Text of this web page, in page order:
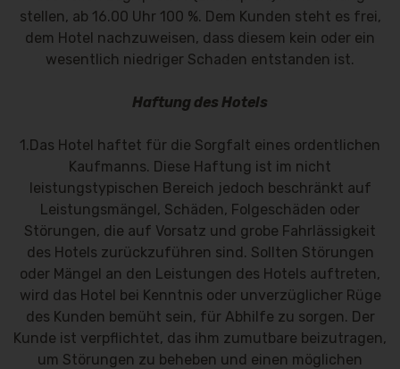
stellen, ab 16.00 Uhr 100 %. Dem Kunden steht es frei,
dem Hotel nachzuweisen, dass diesem kein oder ein
wesentlich niedriger Schaden entstanden ist.
Haftung des Hotels
1.Das Hotel haftet für die Sorgfalt eines ordentlichen
Kaufmanns. Diese Haftung ist im nicht
leistungstypischen Bereich jedoch beschränkt auf
Leistungsmängel, Schäden, Folgeschäden oder
Störungen, die auf Vorsatz und grobe Fahrlässigkeit
des Hotels zurückzuführen sind. Sollten Störungen
oder Mängel an den Leistungen des Hotels auftreten,
wird das Hotel bei Kenntnis oder unverzüglicher Rüge
des Kunden bemüht sein, für Abhilfe zu sorgen. Der
Kunde ist verpflichtet, das ihm zumutbare beizutragen,
um Störungen zu beheben und einen möglichen